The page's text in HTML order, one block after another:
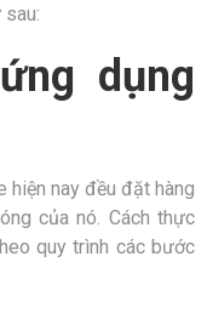
dụng
hiện nay đều đặt hàng
của nó. Cách thực
quy trình các bước